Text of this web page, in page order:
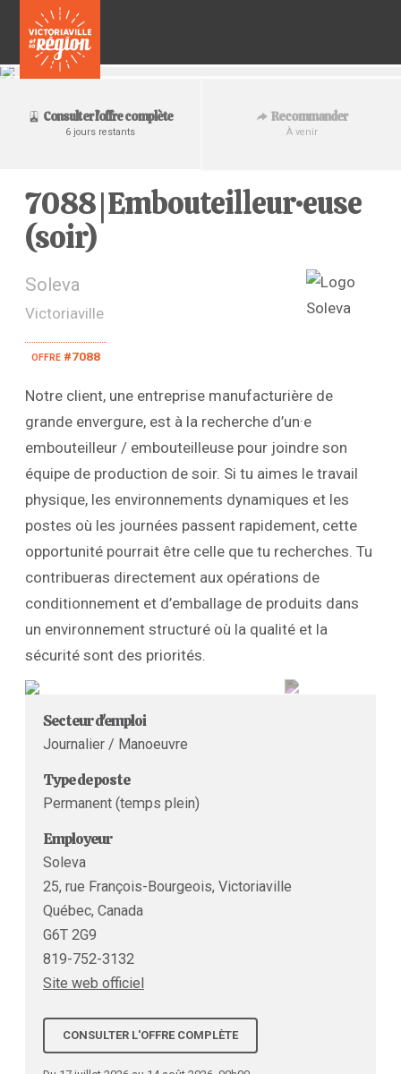
Consulter l'offre complète
6 jours restants
Recommander
À venir
7088 | Embouteilleur·euse
(soir)
Soleva
Victoriaville
offre #7088
Notre client, une entreprise manufacturière de
grande envergure, est à la recherche d’un·e
embouteilleur / embouteilleuse pour joindre son
équipe de production de soir. Si tu aimes le travail
physique, les environnements dynamiques et les
postes où les journées passent rapidement, cette
opportunité pourrait être celle que tu recherches. Tu
contribueras directement aux opérations de
conditionnement et d’emballage de produits dans
un environnement structuré où la qualité et la
sécurité sont des priorités.
Secteur d'emploi
Journalier / Manoeuvre
Type de poste
Permanent (temps plein)
Employeur
Soleva
25, rue François-Bourgeois, Victoriaville
Québec, Canada
G6T 2G9
819-752-3132
Site web officiel
CONSULTER L'OFFRE COMPLÈTE